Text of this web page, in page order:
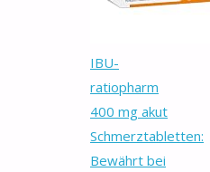
IBU-
ratiopharm
400 mg akut
Schmerztabletten:
Bewährt bei